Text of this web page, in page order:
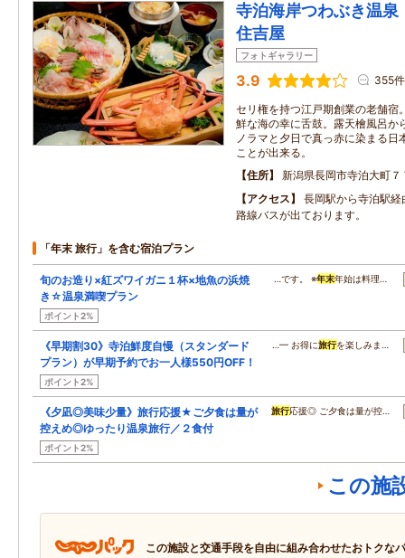
寺泊海岸つわぶき温
住吉屋
フォトギャラリー
3.9 355件
セリ権を持つ江戸期創業の老舗宿
鮮な海の幸に舌鼓。露天檜風呂か
ノラマと夕日で真っ赤に染まる日
ことが出来る。
住所
新潟県長岡市寺泊大町７
アクセス
長岡駅から寺泊駅
路線バスが出ております。
「年末 旅行」を含む宿泊プラン
旬のお造り×紅ズワイガニ１杯×地魚の浜焼
き☆温泉満喫プラン
ポイント2%
…です。 ※年末年始は料理…
《早期割30》寺泊鮮度自慢（スタンダード
プラン）が早期予約でお一人様550円OFF！
ポイント2%
…━ お得に旅行を楽しみま…
《夕凪◎美味少量》旅行応援★ご夕食は量が
控えめ◎ゆったり温泉旅行／２食付
ポイント2%
旅行応援◎ ご夕食は量が控…
この施
この施設と交通手段を自由に組み合わせたおトクな